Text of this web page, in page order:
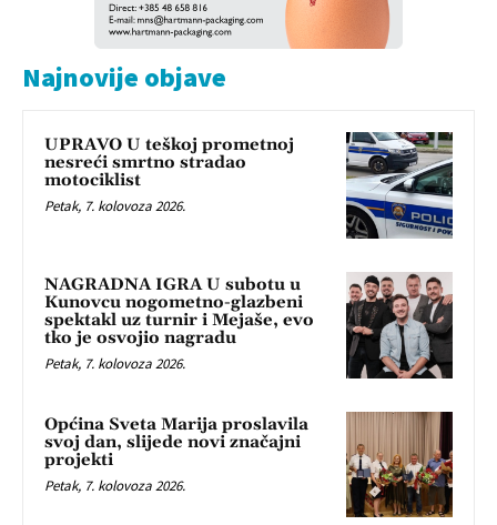
Najnovije objave
UPRAVO U teškoj prometnoj
nesreći smrtno stradao
motociklist
Petak, 7. kolovoza 2026.
NAGRADNA IGRA U subotu u
Kunovcu nogometno-glazbeni
spektakl uz turnir i Mejaše, evo
tko je osvojio nagradu
Petak, 7. kolovoza 2026.
Općina Sveta Marija proslavila
svoj dan, slijede novi značajni
projekti
Petak, 7. kolovoza 2026.